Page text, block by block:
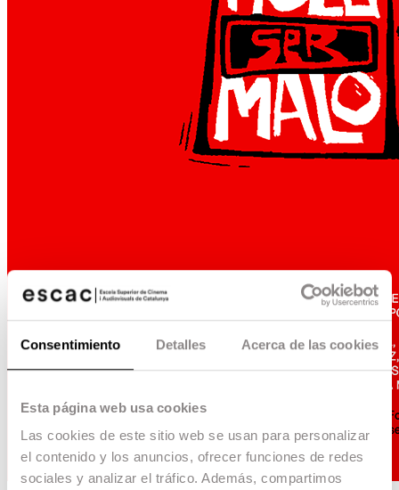
Consentimiento Detalles Acerca de las cookies
Esta página web usa cookies
Las cookies de este sitio web se usan para personalizar
el contenido y los anuncios, ofrecer funciones de redes
sociales y analizar el tráfico. Además, compartimos